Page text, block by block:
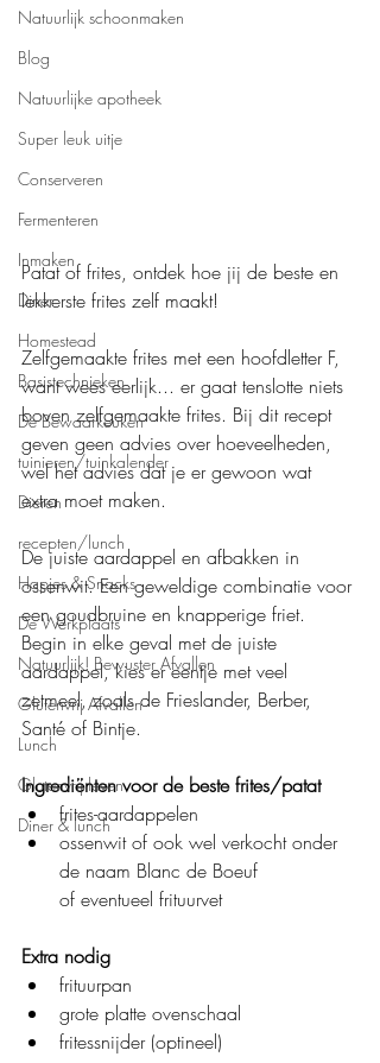
Natuurlijk schoonmaken
Blog
Natuurlijke apotheek
Super leuk uitje
Conserveren
Fermenteren
Inmaken
Diner
Homestead
Basistechnieken
De Bewaarkeuken
tuinieren/tuinkalender
Dieren
recepten/lunch
Hapjes & Snacks
De Werkplaats
Natuurlijk! Bewuster Afvallen
Glutenvrij Afvallen
Lunch
Glutenvrij leven
Diner & lunch
Patat of frites, ontdek hoe jij de beste en
lekkerste frites zelf maakt!
Zelfgemaakte frites met een hoofdletter F,
want wees eerlijk... er gaat tenslotte niets
boven zelfgemaakte frites. Bij dit recept
geven geen advies over hoeveelheden,
wel het advies dat je er gewoon wat
extra moet maken.
De juiste aardappel en afbakken in
ossenwit. Een geweldige combinatie voor
een goudbruine en knapperige friet.
Begin in elke geval met de juiste
aardappel, kies er eentje met veel
zetmeel, zoals de Frieslander, Berber,
Santé of Bintje.
Ingrediënten voor de beste frites/patat
frites-aardappelen
ossenwit of ook wel verkocht onder
de naam Blanc de Boeuf
of eventueel frituurvet
Extra nodig
frituurpan
grote platte ovenschaal
fritessnijder (optineel)